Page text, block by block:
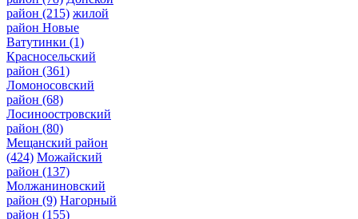
район (215) жилой
район Новые
Ватутинки (1)
Красносельский
район (361)
Ломоносовский
район (68)
Лосиноостровский
район (80)
Мещанский район
(424) Можайский
район (137)
Молжаниновский
район (9) Нагорный
район (155)